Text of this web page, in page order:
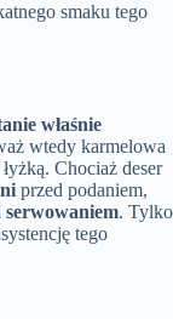
smaku tego
właśnie
wtedy karmelowa
Chociaż deser
przed podaniem,
. Tylko
tego